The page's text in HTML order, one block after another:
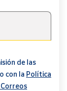
de las
con la Política